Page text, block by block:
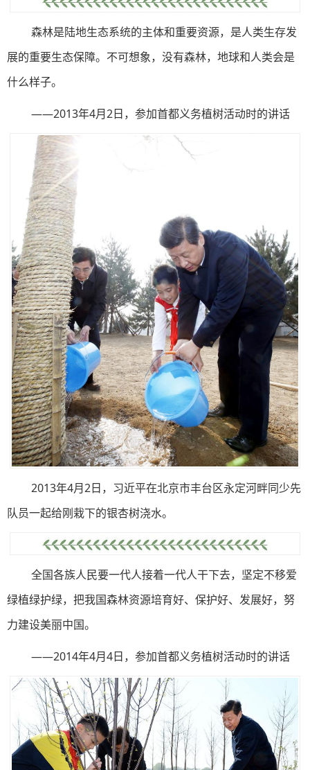
森林是陆地生态系统的主体和重要资源，是人类生存发
展的重要生态保障。不可想象，没有森林，地球和人类会是
什么样子。
——2013年4月2日，参加首都义务植树活动时的讲话
2013年4月2日，习近平在北京市丰台区永定河畔同少先
队员一起给刚栽下的银杏树浇水。
全国各族人民要一代人接着一代人干下去，坚定不移爱
绿植绿护绿，把我国森林资源培育好、保护好、发展好，努
力建设美丽中国。
——2014年4月4日，参加首都义务植树活动时的讲话